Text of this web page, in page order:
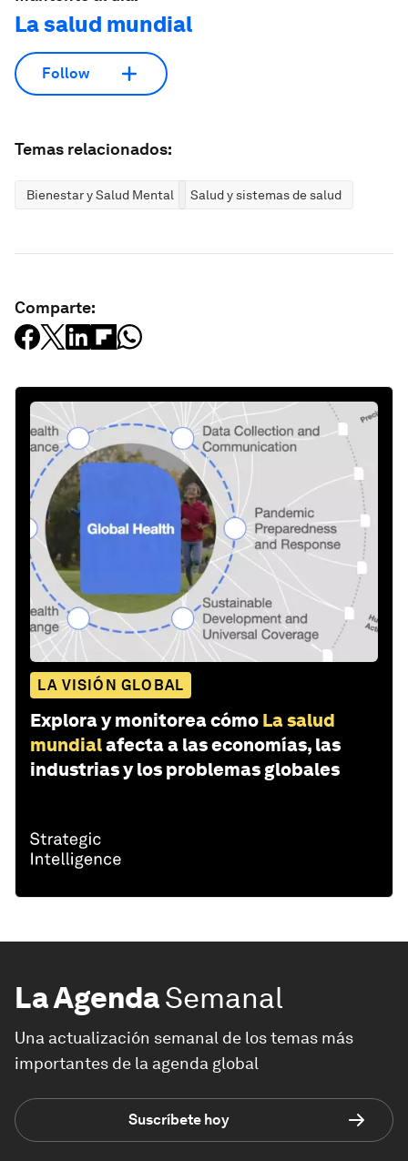
La salud mundial
Follow
Temas relacionados:
Bienestar y Salud Mental Salud y sistemas de salud
Comparte:
LA VISIÓN GLOBAL
Explora y monitorea cómo La salud
mundialafecta a las economías, las
industrias y los problemas globales
La AgendaSemanal
Una actualización semanal de los temas más
importantes de la agenda global
Suscríbete hoy